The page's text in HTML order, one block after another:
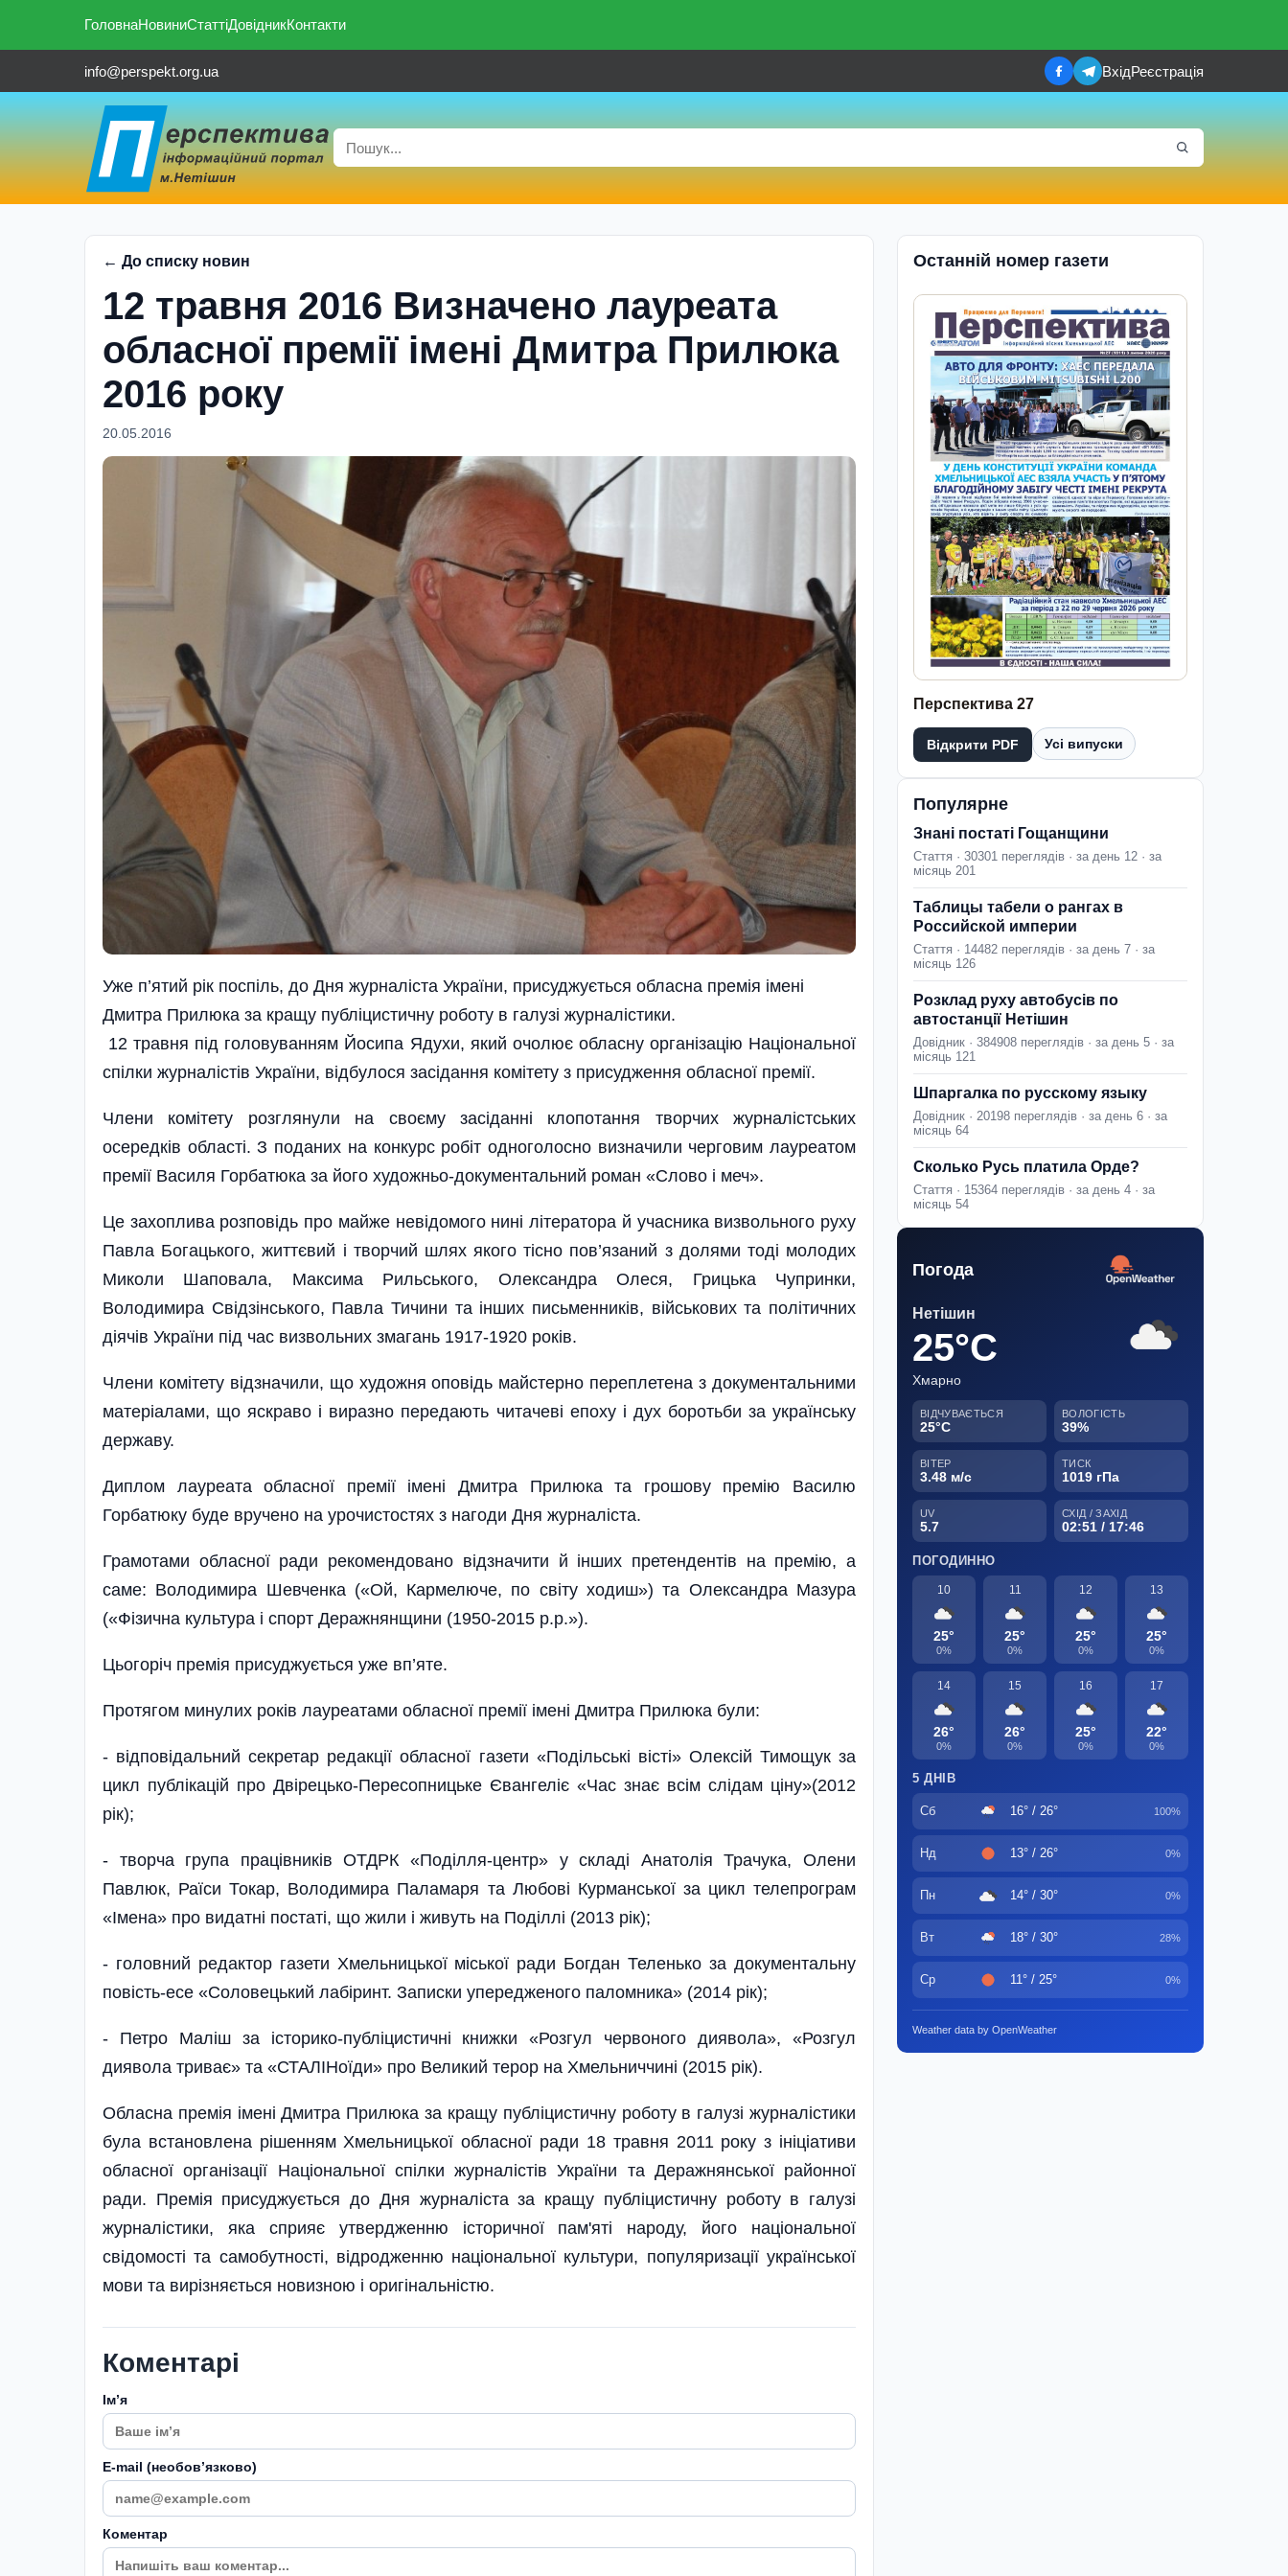
ГоловнаНовиниСтаттіДовідникКонтакти
info@perspekt.org.ua ВхідРеєстрація
← До списку новин
12 травня 2016 Визначено лауреата
обласної премії імені Дмитра Прилюка
2016 року
20.05.2016
Уже п’ятий рік поспіль, до Дня журналіста України, присуджується обласна премія імені
Дмитра Прилюка за кращу публіцистичну роботу в галузі журналістики.
12 травня під головуванням Йосипа Ядухи, який очолює обласну організацію Національної
спілки журналістів України, відбулося засідання комітету з присудження обласної премії.
Члени комітету розглянули на своєму засіданні клопотання творчих журналістських
осередків області. З поданих на конкурс робіт одноголосно визначили черговим лауреатом
премії Василя Горбатюка за його художньо-документальний роман «Слово і меч».
Це захоплива розповідь про майже невідомого нині літератора й учасника визвольного руху
Павла Богацького, життєвий і творчий шлях якого тісно пов’язаний з долями тоді молодих
Миколи Шаповала, Максима Рильського, Олександра Олеся, Грицька Чупринки,
Володимира Свідзінського, Павла Тичини та інших письменників, військових та політичних
діячів України під час визвольних змагань 1917-1920 років.
Члени комітету відзначили, що художня оповідь майстерно переплетена з документальними
матеріалами, що яскраво і виразно передають читачеві епоху і дух боротьби за українську
державу.
Диплом лауреата обласної премії імені Дмитра Прилюка та грошову премію Василю
Горбатюку буде вручено на урочистостях з нагоди Дня журналіста.
Грамотами обласної ради рекомендовано відзначити й інших претендентів на премію, а
саме: Володимира Шевченка («Ой, Кармелюче, по світу ходиш») та Олександра Мазура
(«Фізична культура і спорт Деражнянщини (1950-2015 р.р.»).
Цьогоріч премія присуджується уже вп’яте.
Протягом минулих років лауреатами обласної премії імені Дмитра Прилюка були:
- відповідальний секретар редакції обласної газети «Подільські вісті» Олексій Тимощук за
цикл публікацій про Двірецько-Пересопницьке Євангеліє «Час знає всім слідам ціну»(2012
рік);
- творча група працівників ОТДРК «Поділля-центр» у складі Анатолія Трачука, Олени
Павлюк, Раїси Токар, Володимира Паламаря та Любові Курманської за цикл телепрограм
«Імена» про видатні постаті, що жили і живуть на Поділлі (2013 рік);
- головний редактор газети Хмельницької міської ради Богдан Теленько за документальну
повість-есе «Соловецький лабіринт. Записки упередженого паломника» (2014 рік);
- Петро Маліш за історико-публіцистичні книжки «Розгул червоного диявола», «Розгул
диявола триває» та «СТАЛІНоїди» про Великий терор на Хмельниччині (2015 рік).
Обласна премія імені Дмитра Прилюка за кращу публіцистичну роботу в галузі журналістики
була встановлена рішенням Хмельницької обласної ради 18 травня 2011 року з ініціативи
обласної організації Національної спілки журналістів України та Деражнянської районної
ради. Премія присуджується до Дня журналіста за кращу публіцистичну роботу в галузі
журналістики, яка сприяє утвердженню історичної пам'яті народу, його національної
свідомості та самобутності, відродженню національної культури, популяризації української
мови та вирізняється новизною і оригінальністю.
Коментарі
Імʼя
E-mail (необовʼязково)
Коментар
Останній номер газети
Перспектива 27
Відкрити PDF Усі випуски
Популярне
Знані постаті Гощанщини
Стаття · 30301 переглядів · за день 12 · за
місяць 201
Таблицы табели о рангах в
Российской империи
Стаття · 14482 переглядів · за день 7 · за
місяць 126
Розклад руху автобусів по
автостанції Нетішин
Довідник · 384908 переглядів · за день 5 · за
місяць 121
Шпаргалка по русскому языку
Довідник · 20198 переглядів · за день 6 · за
місяць 64
Сколько Русь платила Орде?
Стаття · 15364 переглядів · за день 4 · за
місяць 54
Погода
Нетішин
25°C
Хмарно
ВІДЧУВАЄТЬСЯ
25°C
ВОЛОГІСТЬ
39%
ВІТЕР
3.48 м/с
ТИСК
1019 гПа
UV
5.7
СХІД / ЗАХІД
02:51 / 17:46
ПОГОДИННО
10
25°
0%
11
25°
0%
12
25°
0%
13
25°
0%
14
26°
0%
15
26°
0%
16
25°
0%
17
22°
0%
5 ДНІВ
Сб 16° / 26° 100%
Нд 13° / 26° 0%
Пн 14° / 30° 0%
Вт 18° / 30° 28%
Ср 11° / 25° 0%
Weather data by OpenWeather